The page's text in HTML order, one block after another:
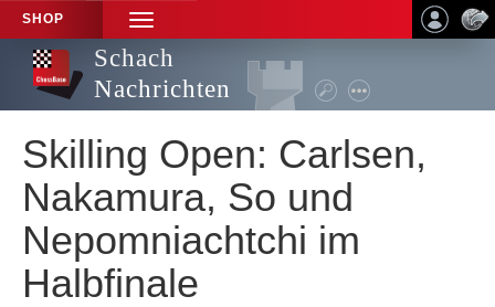
SHOP
TOGGLE
NAVIGATION
Schach
Nachrichten
Skilling Open: Carlsen,
Nakamura, So und
Nepomniachtchi im
Halbfinale